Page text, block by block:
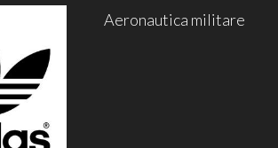
Aeronautica militare